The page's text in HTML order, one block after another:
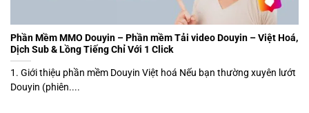
Phần Mềm MMO Douyin – Phần mềm Tải video Douyin – Việt Hoá,
Dịch Sub & Lồng Tiếng Chỉ Với 1 Click
1. Giới thiệu phần mềm Douyin Việt hoá Nếu bạn thường xuyên lướt
Douyin (phiên....